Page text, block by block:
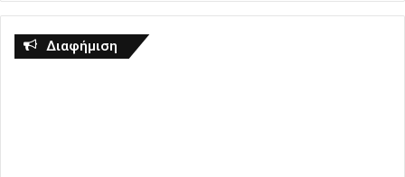
Διαφήμιση